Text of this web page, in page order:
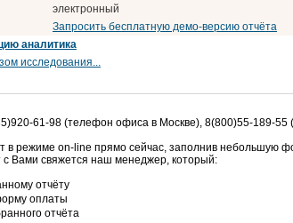
электронный
Запросить бесплатную демо-версию отчёта
аналитика
исследования...
61-98 (телефон офиса в Москве), 8(800)55-189-
в режиме on-line прямо сейчас, заполнив небольшую
с Вами свяжется наш менеджер, который:
отчёту
оплаты
отчёта